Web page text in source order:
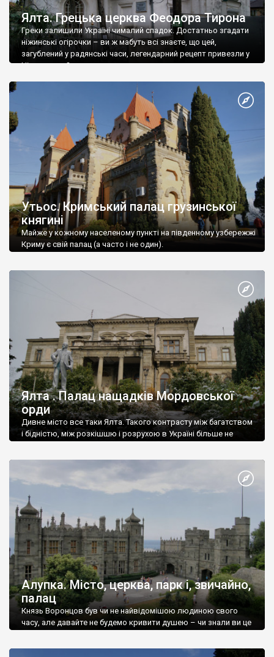
Ялта. Грецька церква Феодора Тирона
Греки залишили Україні чималий спадок. Достатньо згадати
ніжинські огірочки – ви ж мабуть всі знаєте, що цей,
загублений у радянські часи, легендарний рецепт привезли у
Ніжин греки?
Утьос. Кримський палац грузинської
княгині
Майже у кожному населеному пункті на південному узбережжі
Криму є свій палац (а часто і не один).
Ялта . Палац нащадків Мордовської
орди
Дивне місто все таки Ялта. Такого контрасту між багатством
і бідністю, між розкішшю і розрухою в Україні більше не
Алупка. Місто, церква, парк і, звичайно,
палац
Князь Воронцов був чи не найвідомішою людиною свого
часу, але давайте не будемо кривити душею – чи знали ви це